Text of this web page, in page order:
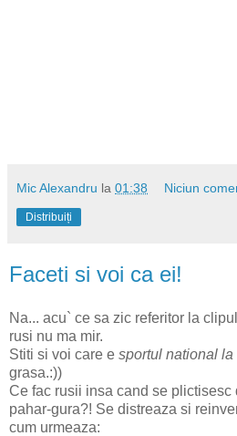
Mic Alexandru la 01:38 Niciun
Distribuiți
Faceti si voi ca ei!
Na... acu` ce sa zic referitor la
rusi nu ma mir.
Stiti si voi care e sportul national la
grasa.:))
Ce fac rusii insa cand se plictisesc
pahar-gura?! Se distreaza si
cum urmeaza: